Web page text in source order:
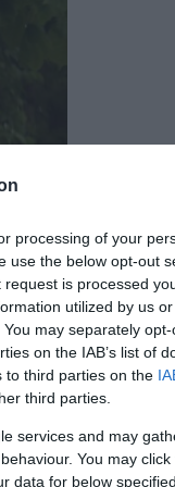
processing of your
use the below opt-out
is processed
utilized by us
may separately
on the IAB’s list of
to third parties on the
third parties.
services and may
You may
data for below
és vezetője, a
Maestro, Ergo,
Bogyó és Babóca)
nyertek, köztük